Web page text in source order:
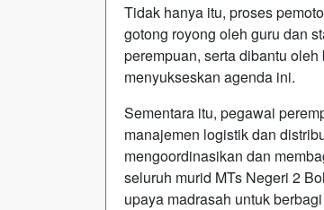
Tidak hanya itu, proses
gotong royong oleh guru dan
perempuan, serta dibantu
menyukseskan agenda ini.
Sementara itu, pegawai
manajemen logistik dan
mengoordinasikan dan
seluruh murid MTs Negeri 2
upaya madrasah untuk